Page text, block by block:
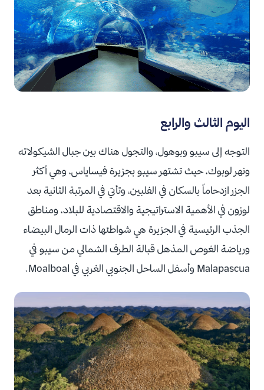
اليوم الثالث والرابع
التوجه إلى سيبو وبوهول، والتجول هناك بين جبال الشيكولاته
ونهر لوبوك، حيث تشتهر سيبو بجزيرةفيساياس،وهي أكثر
الجزر ازدحاماً بالسكان في الفلبين، وتأتي في المرتبة الثانية بعد
لوزون في الأهمية الاستراتيجية والاقتصادية للبلاد، ومناطق
الجذب الرئيسية في الجزيرة هي شواطئها ذات الرمال البيضاء
ورياضة الغوص المذهل قبالة الطرف الشمالي من سيبو في
Malapascua وأسفل الساحل الجنوبي الغربي في Moalboal.